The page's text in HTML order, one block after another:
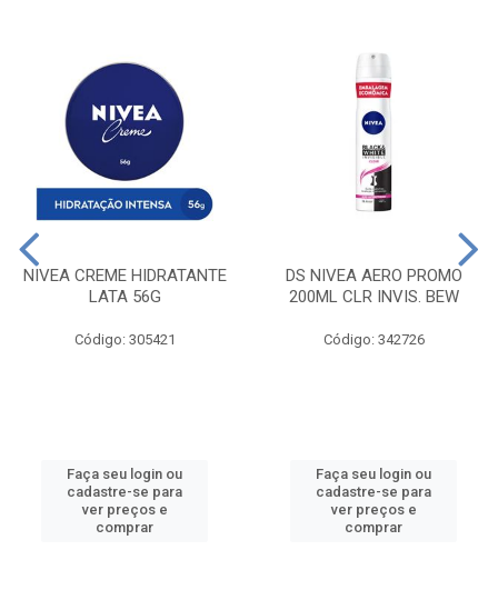
NIVEA CREME HIDRATANTE
LATA 56G
Código: 305421
Faça seu login ou
cadastre-se para
ver preços e
comprar
DS NIVEA AERO PROMO
200ML CLR INVIS. BEW
Código: 342726
Faça seu login ou
cadastre-se para
ver preços e
comprar